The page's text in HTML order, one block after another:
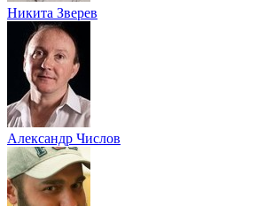
Никита Зверев
Александр Числов